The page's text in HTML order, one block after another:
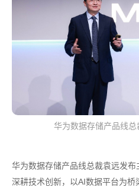
华为数据存储产品线
华为数据存储产品线总裁袁远发
深耕技术创新，以AI数据平台为